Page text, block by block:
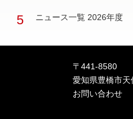
5 ニュース一覧 2026年度
〒441-8580
愛知県豊橋市天
お問い合わせ